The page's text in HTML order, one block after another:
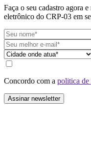
Faça o seu cadastro agora
eletrônico do CRP-03 em
Concordo com a politica de